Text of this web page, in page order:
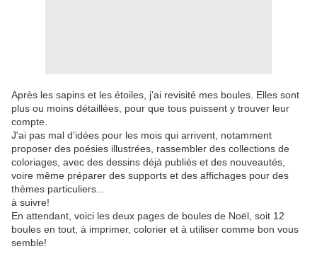
Après les sapins et les étoiles, j'ai revisité mes boules. Elles sont
plus ou moins détaillées, pour que tous puissent y trouver leur
compte.
J'ai pas mal d'idées pour les mois qui arrivent, notamment
proposer des poésies illustrées, rassembler des collections de
coloriages, avec des dessins déjà publiés et des nouveautés,
voire même préparer des supports et des affichages pour des
thèmes particuliers...
à suivre!
En attendant, voici les deux pages de boules de Noël, soit 12
boules en tout, à imprimer, colorier et à utiliser comme bon vous
semble!